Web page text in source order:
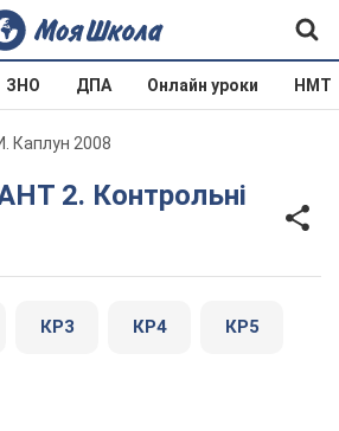
ЗНО ДПА Онлайн уроки НМТ
Каплун 2008
КР3 КР4 КР5